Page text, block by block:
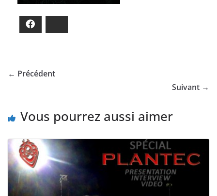
← Précédent
Suivant →
Vous pourrez aussi aimer